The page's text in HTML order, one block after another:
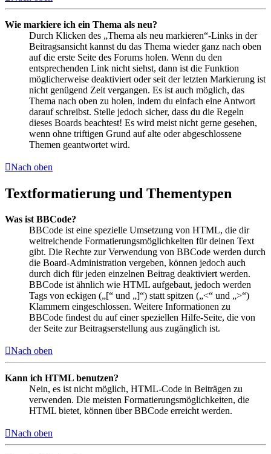
Wie markiere ich ein Thema als neu?
Durch Klicken des „Thema als neu markieren“-Links in der
Beitragsansicht kannst du das Thema wieder ganz nach oben
auf die erste Seite des Forums holen. Wenn du den
entsprechenden Link nicht siehst, dann ist die Funktion
möglicherweise deaktiviert oder seit der letzten Markierung ist
nicht genügend Zeit vergangen. Es ist auch möglich, das
Thema nach oben zu holen, indem du einfach eine Antwort
darauf schreibst. Stelle jedoch sicher, dass du die Regeln
dieses Boards beachtest! Es wird meist nicht gerne gesehen,
wenn ohne triftigen Grund auf alte oder abgeschlossene
Themen geantwortet wird.
Nach oben
Textformatierung und Thementypen
Was ist BBCode?
BBCode ist eine spezielle Umsetzung von HTML, die dir
weitreichende Formatierungsmöglichkeiten für deinen Text
gibt. Die Rechte zur Verwendung von BBCode werden durch
die Board-Administration vergeben, können jedoch auch
durch dich für jeden einzelnen Beitrag deaktiviert werden.
BBCode ist ähnlich wie HTML aufgebaut, jedoch werden
Tags von eckigen („[“ und „]“) statt spitzen („<“ und „>“)
Klammern eingeschlossen. Weitere Informationen zu
BBCode findest du auf einer speziellen Hilfe-Seite, die von
der Seite zur Beitragserstellung aus zugänglich ist.
Nach oben
Kann ich HTML benutzen?
Nein, es ist nicht möglich, HTML-Code in Beiträgen zu
verwenden. Die meisten Formatierungsmöglichkeiten, die
HTML bietet, können über BBCode erreicht werden.
Nach oben